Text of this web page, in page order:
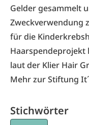
Gelder gesammelt
Zweckverwendung
für die
Haarspendeprojekt
laut der Klier Hair
Mehr zur Stiftung
Stichwörter